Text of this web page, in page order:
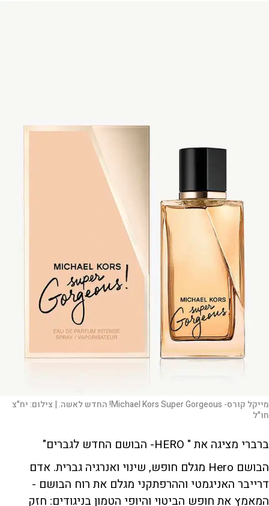
מייקל קורס- Michael Kors Super Gorgeous! החדש לאשה. | צילום:יח"צ
חו"ל
ברברי מציגה את " HERO- הבושם החדש לגברים"
הבושם Hero מגלם חופש, שינוי ואנרגיה גברית. אדם
דרייבר האניגמטי וההרפתקני מגלם את רוח הבושם -
המאמץ את חופש הביטוי והיופי הטמון בניגודים: חזק